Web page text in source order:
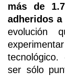
más de
adheridos a
evolución
tecnológico.
ser sólo